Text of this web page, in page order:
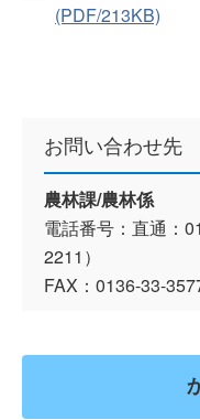
(PDF/213KB)
お問い合わせ先
農林課/農林係
電話番号：直通：
2211）
FAX：0136-33-